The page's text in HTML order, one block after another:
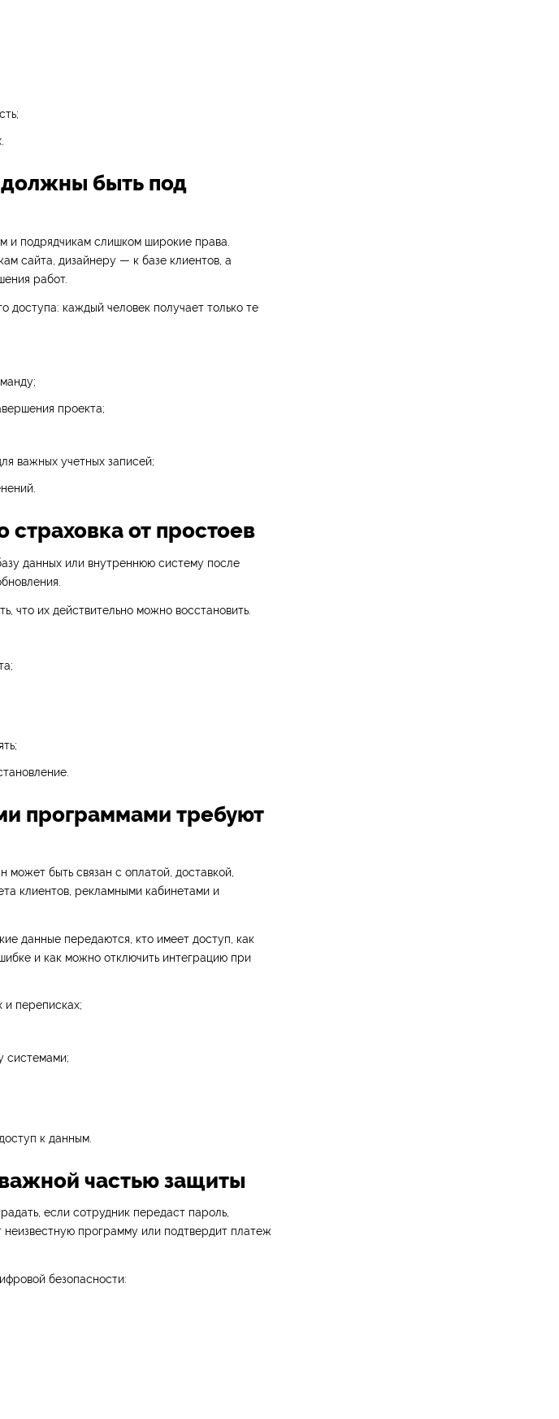
быть под
и подрядчикам слишком широкие права.
сайта, дизайнеру — к базе клиентов, а
работ.
доступа: каждый человек получает только те
проекта;
важных учетных записей;
страховка от простоев
данных или внутреннюю систему после
что их действительно можно восстановить.
программами требуют
быть связан с оплатой, доставкой,
клиентов, рекламными кабинетами и
данные передаются, кто имеет доступ, как
и как можно отключить интеграцию при
и переписках;
системами;
к данным.
частью защиты
если сотрудник передаст пароль,
программу или подтвердит платеж
безопасности: